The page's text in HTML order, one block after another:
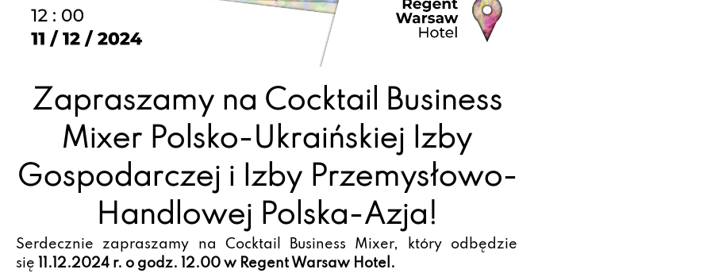
Zapraszamy na Cocktail Business
Mixer Polsko-Ukraińskiej Izby
Gospodarczej i Izby Przemysłowo-
Handlowej Polska-Azja!
Serdecznie zapraszamy na Cocktail Business Mixer, który odbędzie
się
11.12.2024 r. o godz. 12.00 w Regent Warsaw Hotel.